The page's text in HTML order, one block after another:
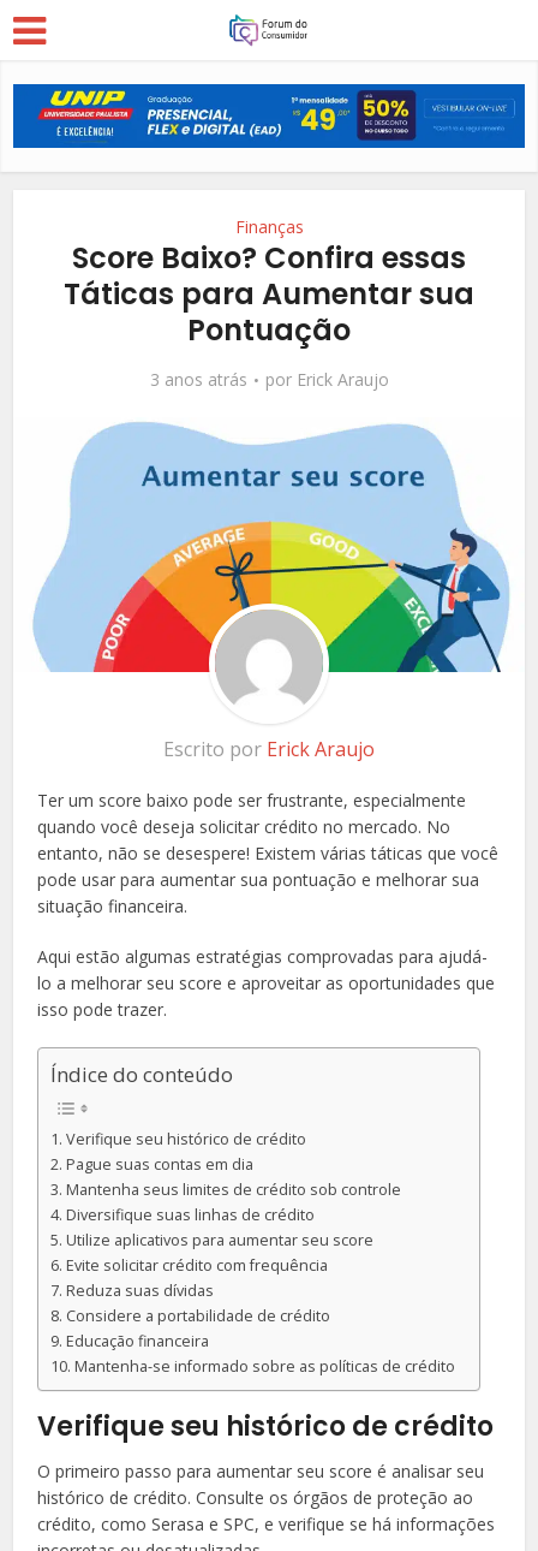
Finanças
Score Baixo? Confira essas
Táticas para Aumentar sua
Pontuação
3 anos atrás por Erick Araujo
Escrito por Erick Araujo
Ter um score baixo pode ser frustrante, especialmente
quando você deseja solicitar crédito no mercado. No
entanto, não se desespere! Existem várias táticas que você
pode usar para aumentar sua pontuação e melhorar sua
situação financeira.
Aqui estão algumas estratégias comprovadas para ajudá-
lo a melhorar seu score e aproveitar as oportunidades que
isso pode trazer.
Índice do conteúdo
Verifique seu histórico de crédito
Pague suas contas em dia
Mantenha seus limites de crédito sob controle
Diversifique suas linhas de crédito
Utilize aplicativos para aumentar seu score
Evite solicitar crédito com frequência
Reduza suas dívidas
Considere a portabilidade de crédito
Educação financeira
Mantenha-se informado sobre as políticas de crédito
Verifique seu histórico de crédito
O primeiro passo para aumentar seu score é analisar seu
histórico de crédito. Consulte os órgãos de proteção ao
crédito, como Serasa e SPC, e verifique se há informações